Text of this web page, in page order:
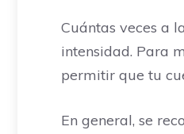
Cuántas veces a
intensidad. Para
permitir que tu
En general, se